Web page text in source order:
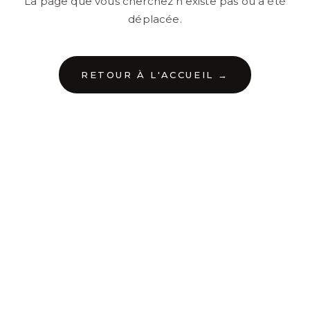
déplacée.
RETOUR À L'ACCUEIL →